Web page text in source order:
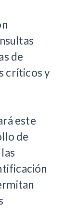
de
críticos y
este
de